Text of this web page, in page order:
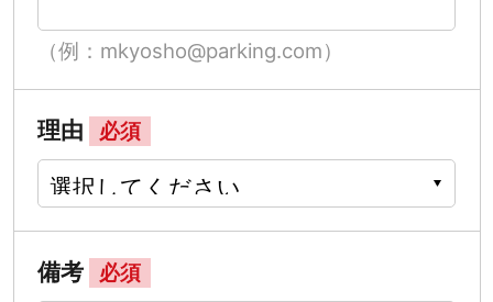
（例：mkyosho@parking.com）
理由 必須
備考 必須